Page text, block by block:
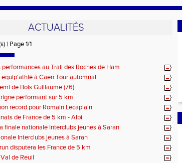
ACTUALITÉS
| Page 1/1
performances au Trail des Roches de Ham
à Caen Tour automnal
de Bois Guillaume (76)
performant sur 5 km
record pour Romain Lecaplain
de France de 5 km - Albi
finale nationale Interclubs jeunes à Saran
Interclubs jeunes à Saran
disputera les France de 5 km
de Reuil